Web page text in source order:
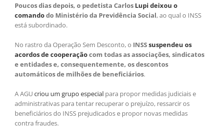
Poucos dias depois, o pedetista Carlos Lupi deixou o
comandodo Ministério da Previdência Social, ao qual o INSS
está subordinado.
No rastro da Operação Sem Desconto, o INSSsuspendeu os
acordos de cooperaçãocom todas as associações, sindicatos
e entidades e, consequentemente, os descontos
automáticos de milhões de beneficiários.
A AGUcriou um grupo especial para propor medidas judiciais e
administrativas para tentar recuperar o prejuízo, ressarcir os
beneficiários do INSS prejudicados e propor novas medidas
contra fraudes.